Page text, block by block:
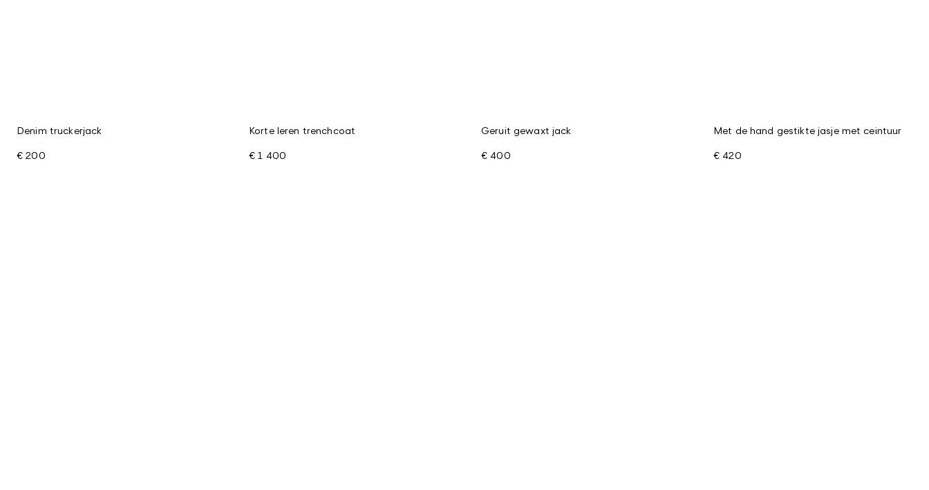
Denim truckerjack
€ 200
Korte leren trenchcoat
€ 1 400
Geruit gewaxt jack
€ 400
Met de hand gestikte jasje met ceintuur
€ 420